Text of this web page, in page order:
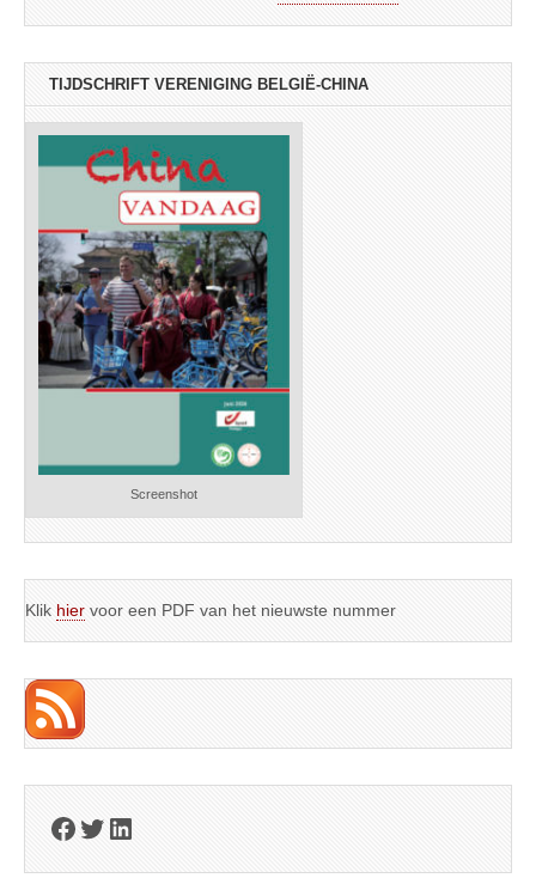
TIJDSCHRIFT VERENIGING BELGIË-CHINA
Screenshot
Klik hier voor een PDF van het nieuwste nummer
Facebook
Twitter
LinkedIn